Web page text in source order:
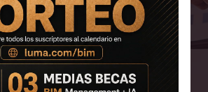
brinda una introducción clara y práctica
claves de la nueva Ley General de
– Ley 32069, vigente desde abril
del 2025.